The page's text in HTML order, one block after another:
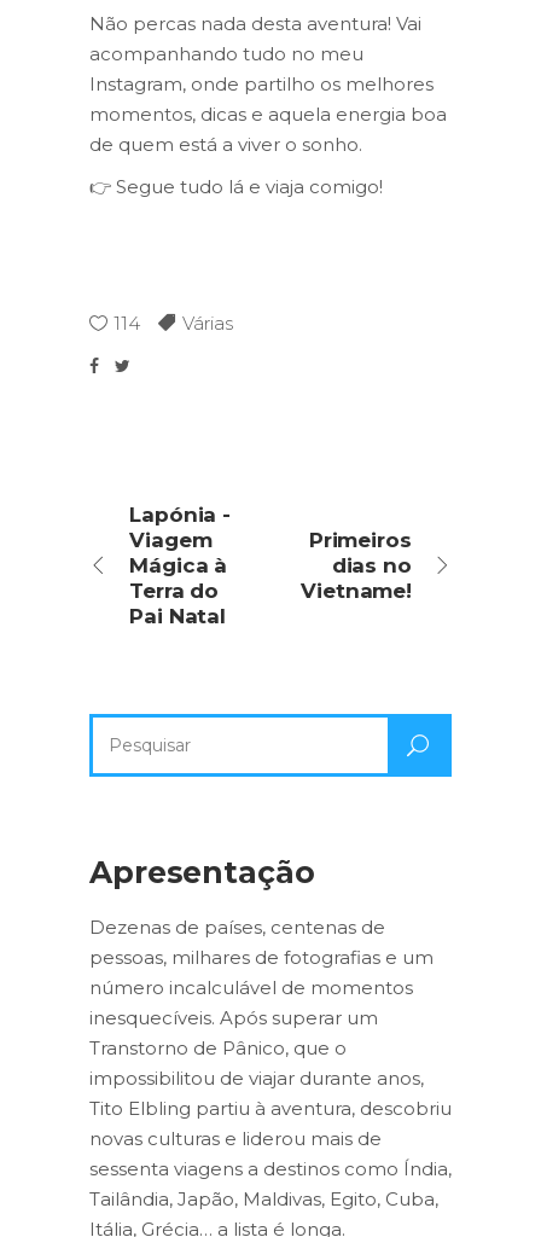
Não percas nada desta aventura! Vai
acompanhando tudo no meu
Instagram, onde partilho os melhores
momentos, dicas e aquela energia boa
de quem está a viver o sonho.
👉 Segue tudo lá e viaja comigo!
114 Várias
Lapónia -
Viagem
Mágica à
Terra do
Pai Natal
Primeiros
dias no
Vietname!
por:
Apresentação
Dezenas de países, centenas de
pessoas, milhares de fotografias e um
número incalculável de momentos
inesquecíveis. Após superar um
Transtorno de Pânico, que o
impossibilitou de viajar durante anos,
Tito Elbling partiu à aventura, descobriu
novas culturas e liderou mais de
sessenta viagens a destinos como Índia,
Tailândia, Japão, Maldivas, Egito, Cuba,
Itália, Grécia… a lista é longa.